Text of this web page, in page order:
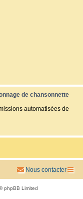
de chansonnette
automatisées de
Nous contacter
phpBB Limited